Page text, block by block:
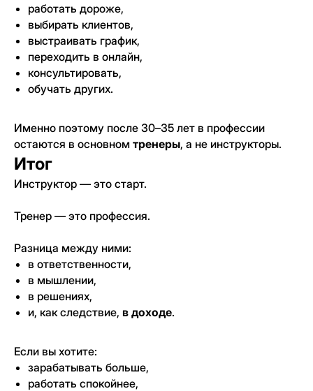
работать дороже,
выбирать клиентов,
выстраивать график,
переходить в онлайн,
консультировать,
обучать других.
Именно поэтому после 30–35 лет в профессии
остаются в основном тренеры, а не инструкторы.
Итог
Инструктор — это старт.
Тренер — это профессия.
Разница между ними:
в ответственности,
в мышлении,
в решениях,
и, как следствие, в доходе.
Если вы хотите:
зарабатывать больше,
работать спокойнее,
фитнес-тренером или хочет освежить в
памяти все основы.
Годовое обучение Дмитрия Горковского по
работе с ОДА для действующих тренеров.
Подробнее о программе →
Диплом • 3,5 месяца